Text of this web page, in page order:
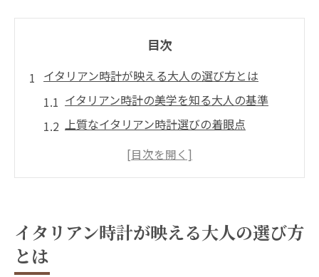
目次
イタリアン時計が映える大人の選び方とは
イタリアン時計の美学を知る大人の基準
上質なイタリアン時計選びの着眼点
イタリアンらしさを活かすコーデ術
岐阜県で手に入れるイタリアン時計の魅力
岐阜県で選ぶイタリアン時計の特長とは
イタリアン時計が映える大人の選び方
とは